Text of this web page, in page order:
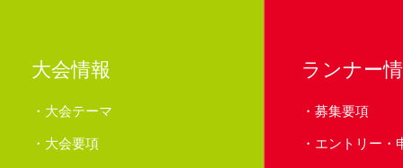
大会情報
大会テーマ
大会要項
ランナー
募集要項
エントリー・